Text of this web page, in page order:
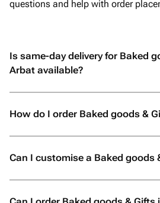
счастлив, и для меня это
незабываемым. От всей души
рекомендую! Если вы хотите
уверенными, что всё будет
точно не пожалеете!
questions and help with order
Is same-day delivery for Baked
Arbat available?
How do I order Baked goods &
Can I customise a Baked goods